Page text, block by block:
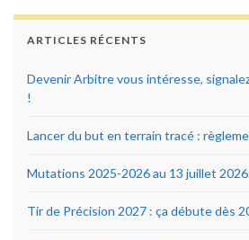
ARTICLES RÉCENTS
Devenir Arbitre vous intéresse,
!
Lancer du but en terrain tracé :
Mutations 2025-2026 au 13 juillet 2026
Tir de Précision 2027 : ça débute dès